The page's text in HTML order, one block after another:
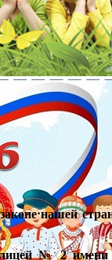
законе нашей
№ 2